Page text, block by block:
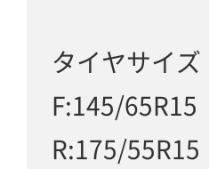
タイヤサイズ
F:145/65R15
R:175/